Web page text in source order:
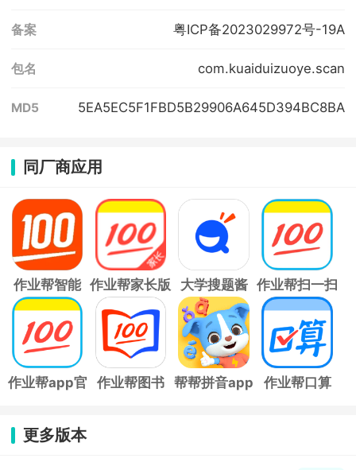
备案 粤ICP备2023029972号-19A
包名 com.kuaiduizuoye.scan
MD5 5EA5EC5F1FBD5B29906A645D394BC8BA
同厂商应用
作业帮智能
app
作业帮家长版
app
大学搜题酱
app
作业帮扫一扫
答题app
作业帮app官
作业帮图书
帮帮拼音app
作业帮口算
更多版本